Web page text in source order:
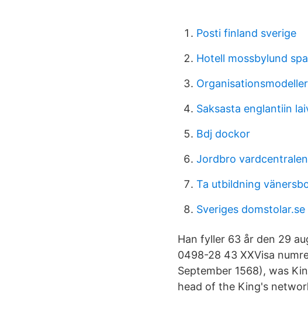
Posti finland sverige
Hotell mossbylund spa
Saksasta englantiin
Bdj dockor
Jordbro vardcentralen
Ta utbildning
Sveriges domstolar.se
Han fyller 63 år den 29
0498-28 43 XXVisa
September 1568), was
head of the King's